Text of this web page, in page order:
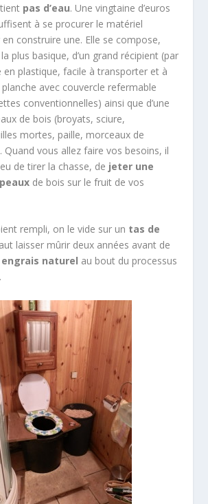
pas d’eau. Une vingtaine d’euros
à se procurer le matériel
construire une. Elle se compose,
plus basique, d’un grand récipient (par
en plastique, facile à transporter et à
planche avec couvercle refermable
conventionnelles) ainsi que d’une
de bois (broyats, sciure,
mortes, paille, morceaux de
vous allez faire vos besoins, il
de tirer la chasse, de jeter une
de bois sur le fruit de vos
rempli, on le vide sur un tas de
laisser mûrir deux années avant de
engrais naturel au bout du processus